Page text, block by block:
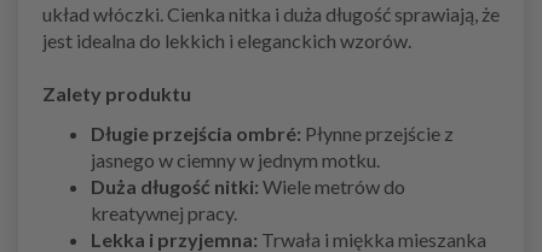
układ włóczki. Cienka nitka i duża długość sprawiają, że
jest idealna do lekkich i eleganckich wzorów.
Zalety produktu
Długie przejścia ombré: Płynne przejście z
jasnego w ciemny w jednym motku.
Duża długość nitki: Wiele metrów do
kreatywnej pracy.
Lekka i przyjemna: Trwała i miękka mieszanka